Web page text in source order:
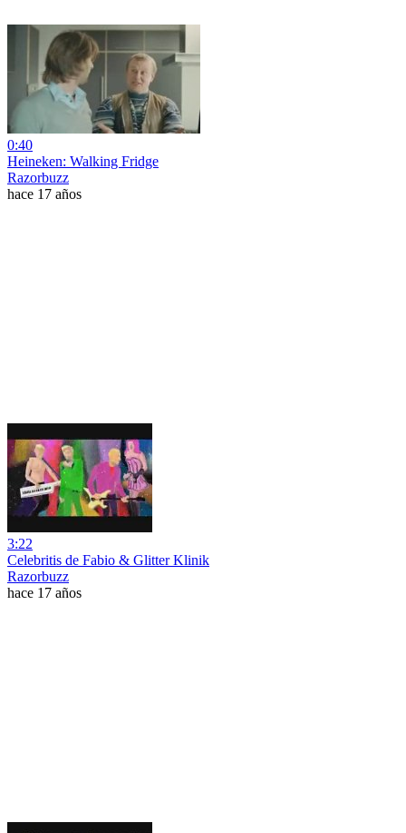
0:40
Heineken: Walking Fridge
Razorbuzz
hace 17 años
3:22
Celebritis de Fabio & Glitter Klinik
Razorbuzz
hace 17 años